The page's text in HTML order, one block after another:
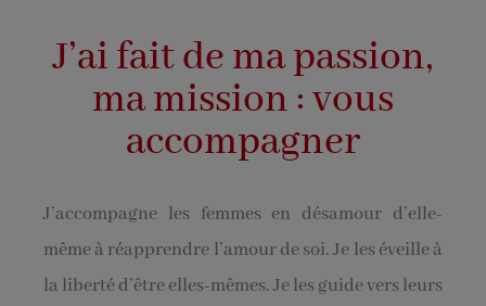
J’ai fait de ma passion,
ma mission : vous
accompagner
J’accompagne les femmes en désamour d’elle-
même à réapprendre l’amour de soi. Je les éveille à
la liberté d’être elles-mêmes. Je les guide vers leurs